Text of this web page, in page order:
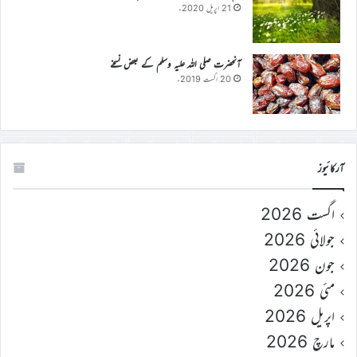
21 اپریل 2020ء
آنحضرت صلی اللہ علیہ وسلم کے بعض نسخے
20 اگست 2019ء
آرکائیوز
اگست 2026
جولائی 2026
جون 2026
مئی 2026
اپریل 2026
مارچ 2026